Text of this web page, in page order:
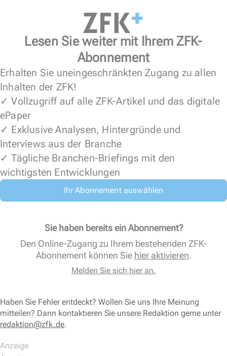
Lesen Sie weiter mit Ihrem ZFK-
Abonnement
Erhalten Sie uneingeschränkten Zugang zu allen
Inhalten der ZFK!
✓ Vollzugriff auf alle ZFK-Artikel und das digitale
ePaper
✓ Exklusive Analysen, Hintergründe und
Interviews aus der Branche
✓ Tägliche Branchen-Briefings mit den
wichtigsten Entwicklungen
Ihr Abonnement auswählen
Sie haben bereits ein Abonnement?
Den Online-Zugang zu Ihrem bestehenden ZFK-
Abonnement können Sie hier aktivieren.
Melden Sie sich hier an.
Haben Sie Fehler entdeckt? Wollen Sie uns Ihre Meinung
mitteilen? Dann kontaktieren Sie unsere Redaktion gerne unter
redaktion@zfk.de.